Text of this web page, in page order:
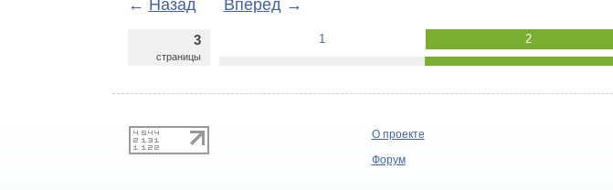
← Назад Вперед→
3
страницы
1 2
О проекте
Форум